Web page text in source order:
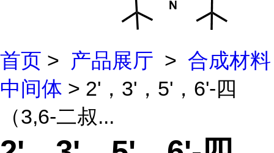
首页 > 产品展厅 > 合成材料
中间体 > 2'，3'，5'，6'-四
（3,6-二叔...